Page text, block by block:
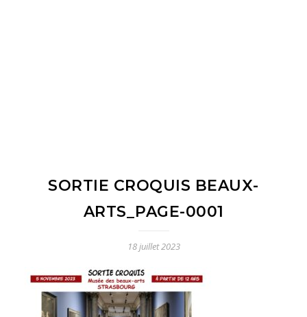
SORTIE CROQUIS BEAUX-
ARTS_PAGE-0001
18 juillet 2023